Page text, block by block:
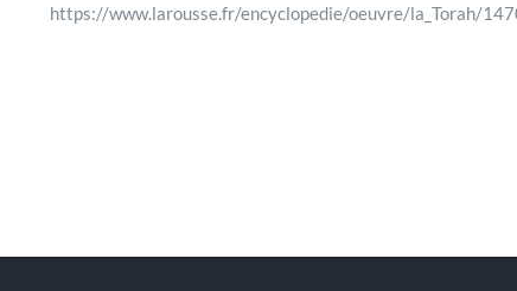
https://www.larousse.fr/encyclopedie/oeuvre/la_Torah/